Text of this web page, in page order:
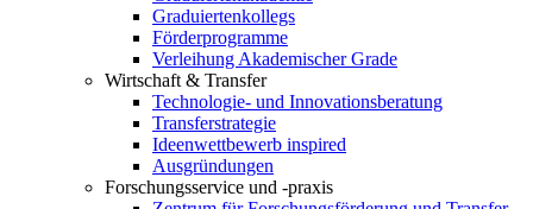
Graduiertenkollegs
Förderprogramme
Verleihung Akademischer Grade
Wirtschaft & Transfer
Technologie- und Innovationsberatung
Transferstrategie
Ideenwettbewerb inspired
Ausgründungen
Forschungsservice und -praxis